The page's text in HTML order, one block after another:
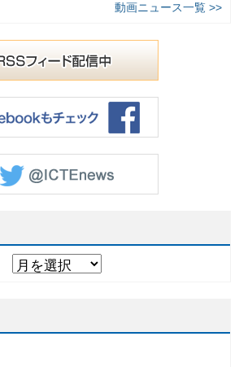
動画ニュース一覧 >>